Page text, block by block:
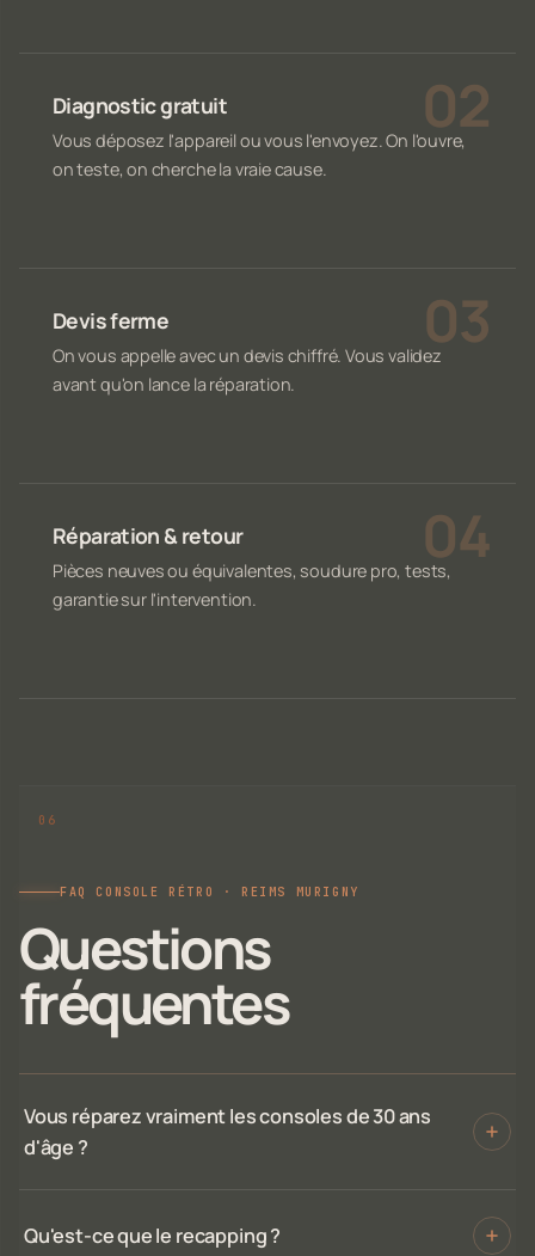
Diagnostic gratuit
Vous déposez l'appareil ou vous l'envoyez. On l'ouvre,
on teste, on cherche la vraie cause.
Devis ferme
On vous appelle avec un devis chiffré. Vous validez
avant qu'on lance la réparation.
Réparation & retour
Pièces neuves ou équivalentes, soudure pro, tests,
garantie sur l'intervention.
FAQ CONSOLE RÉTRO · REIMS MURIGNY
Questions
fréquentes
Vous réparez vraiment les consoles de 30 ans
d'âge ?
Qu'est-ce que le recapping ?